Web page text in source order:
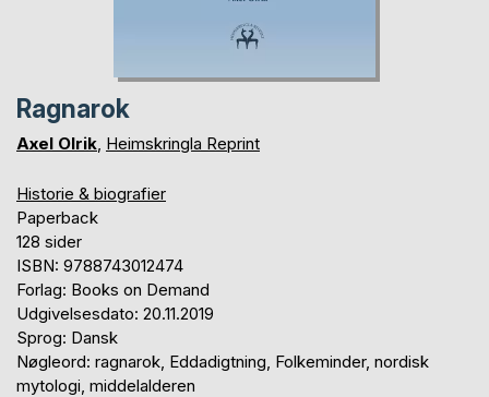
Ragnarok
Axel Olrik, Heimskringla Reprint
Historie & biografier
Paperback
128 sider
ISBN: 9788743012474
Forlag: Books on Demand
Udgivelsesdato: 20.11.2019
Sprog: Dansk
Nøgleord: ragnarok, Eddadigtning, Folkeminder, nordisk
mytologi, middelalderen